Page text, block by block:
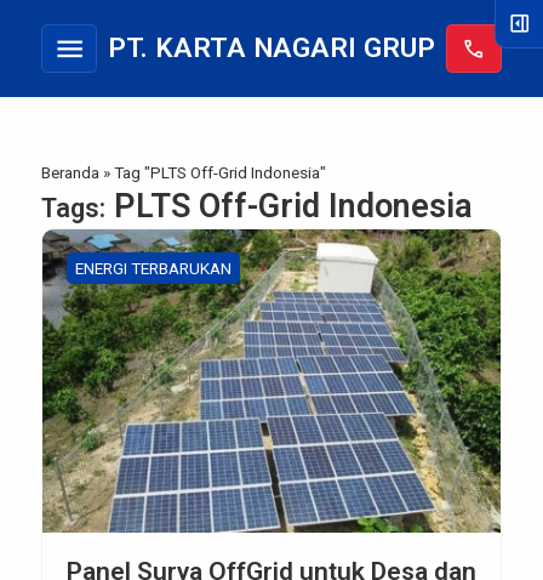
menu PT. KARTA NAGARI GRUP call
Beranda »Tag "PLTS Off-Grid Indonesia"
Tags: PLTS Off-Grid Indonesia
ENERGI TERBARUKAN
Panel Surya OffGrid untuk Desa dan
right_panel_open